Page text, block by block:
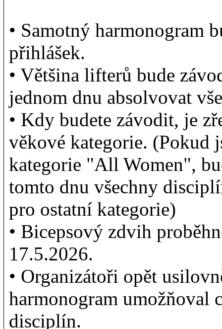
• Samotný harmonogram
přihlášek.
• Většina lifterů bude
jednom dnu absolvovat
• Kdy budete závodit, je
věkové kategorie. (Pokud
kategorie "All Women",
tomto dnu všechny
pro ostatní kategorie)
• Bicepsový zdvih
17.5.2026.
• Organizátoři opět
harmonogram umožňoval
disciplín.